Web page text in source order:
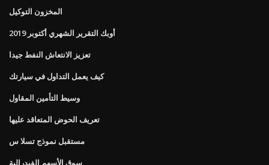
المخزون التوكيل
أوبك التقرير الشهري أكتوبر 2019
تعزيز الانتعاش النفط جيدا
كيف يعمل التداول في سيارتك
وسيط التأمين المقاول
تعريف الحوض المتعاقد عليها
مستقبل نموذج تسلا س
سوق الأسهم الفيدرالية